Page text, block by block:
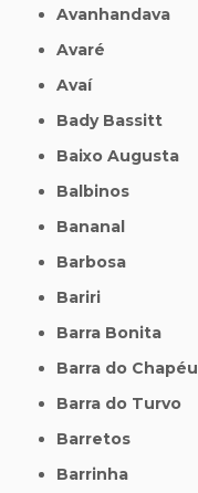
Avanhandava
Avaré
Avaí
Bady Bassitt
Baixo Augusta
Balbinos
Bananal
Barbosa
Bariri
Barra Bonita
Barra do Chapéu
Barra do Turvo
Barretos
Barrinha